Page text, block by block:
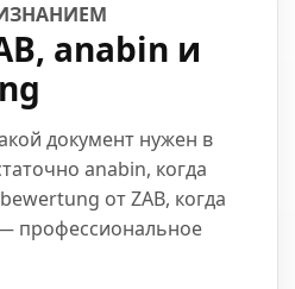
anabin и
документ нужен в
anabin, когда
от ZAB, когда
профессиональное